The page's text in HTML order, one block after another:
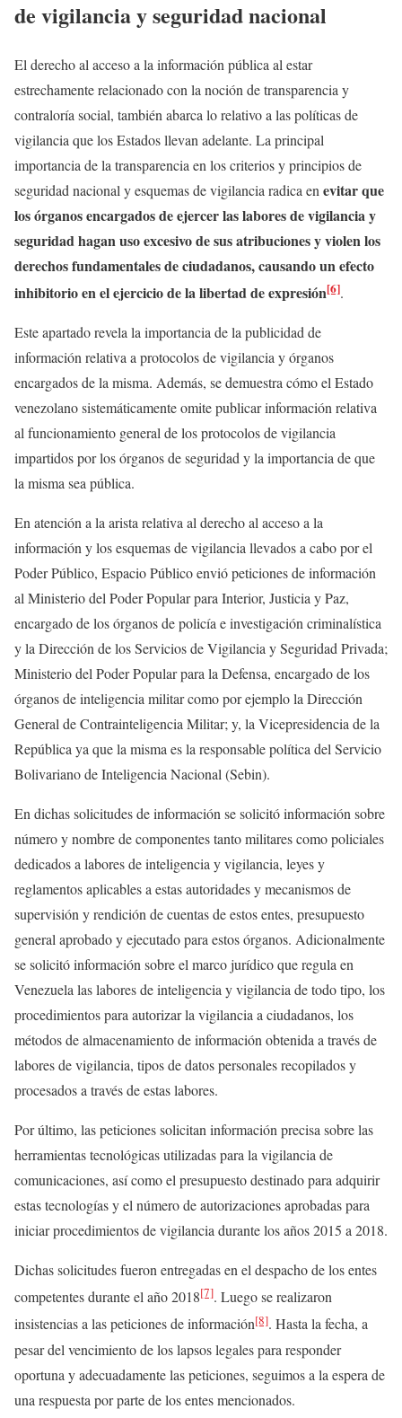
de vigilancia y seguridad nacional
El derecho al acceso a la información pública al estar
estrechamente relacionado con la noción de transparencia y
contraloría social, también abarca lo relativo a las políticas de
vigilancia que los Estados llevan adelante. La principal
importancia de la transparencia en los criterios y principios de
seguridad nacional y esquemas de vigilancia radica en evitar que
los órganos encargados de ejercer las labores de vigilancia y
seguridad hagan uso excesivo de sus atribuciones y violen los
derechos fundamentales de ciudadanos, causando un efecto
inhibitorio en el ejercicio de la libertad de expresión[6].
Este apartado revela la importancia de la publicidad de
información relativa a protocolos de vigilancia y órganos
encargados de la misma. Además, se demuestra cómo el Estado
venezolano sistemáticamente omite publicar información relativa
al funcionamiento general de los protocolos de vigilancia
impartidos por los órganos de seguridad y la importancia de que
la misma sea pública.
En atención a la arista relativa al derecho al acceso a la
información y los esquemas de vigilancia llevados a cabo por el
Poder Público, Espacio Público envió peticiones de información
al Ministerio del Poder Popular para Interior, Justicia y Paz,
encargado de los órganos de policía e investigación criminalística
y la Dirección de los Servicios de Vigilancia y Seguridad Privada;
Ministerio del Poder Popular para la Defensa, encargado de los
órganos de inteligencia militar como por ejemplo la Dirección
General de Contrainteligencia Militar; y, la Vicepresidencia de la
República ya que la misma es la responsable política del Servicio
Bolivariano de Inteligencia Nacional (Sebin).
En dichas solicitudes de información se solicitó información sobre
número y nombre de componentes tanto militares como policiales
dedicados a labores de inteligencia y vigilancia, leyes y
reglamentos aplicables a estas autoridades y mecanismos de
supervisión y rendición de cuentas de estos entes, presupuesto
general aprobado y ejecutado para estos órganos. Adicionalmente
se solicitó información sobre el marco jurídico que regula en
Venezuela las labores de inteligencia y vigilancia de todo tipo, los
procedimientos para autorizar la vigilancia a ciudadanos, los
métodos de almacenamiento de información obtenida a través de
labores de vigilancia, tipos de datos personales recopilados y
procesados a través de estas labores.
Por último, las peticiones solicitan información precisa sobre las
herramientas tecnológicas utilizadas para la vigilancia de
comunicaciones, así como el presupuesto destinado para adquirir
estas tecnologías y el número de autorizaciones aprobadas para
iniciar procedimientos de vigilancia durante los años 2015 a 2018.
Dichas solicitudes fueron entregadas en el despacho de los entes
competentes durante el año 2018[7]. Luego se realizaron
insistencias a las peticiones de información[8]. Hasta la fecha, a
pesar del vencimiento de los lapsos legales para responder
oportuna y adecuadamente las peticiones, seguimos a la espera de
una respuesta por parte de los entes mencionados.